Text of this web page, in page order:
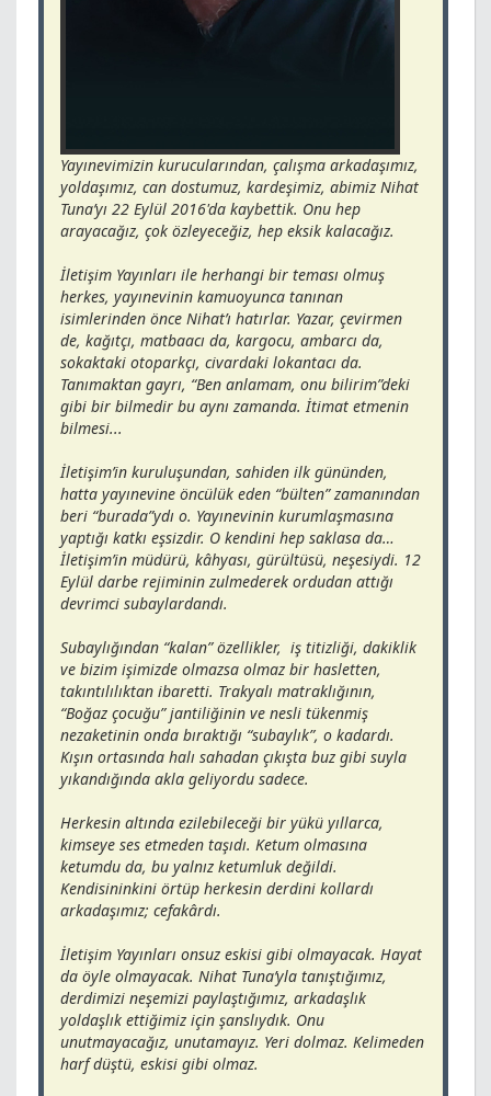
Yayınevimizin kurucularından, çalışma arkadaşımız,
yoldaşımız, can dostumuz, kardeşimiz, abimiz Nihat
Tuna’yı 22 Eylül 2016'da kaybettik. Onu hep
arayacağız, çok özleyeceğiz, hep eksik kalacağız.
İletişim Yayınları ile herhangi bir teması olmuş
herkes, yayınevinin kamuoyunca tanınan
isimlerinden önce Nihat’ı hatırlar. Yazar, çevirmen
de, kağıtçı, matbaacı da, kargocu, ambarcı da,
sokaktaki otoparkçı, civardaki lokantacı da.
Tanımaktan gayrı, “Ben anlamam, onu bilirim”deki
gibi bir bilmedir bu aynı zamanda. İtimat etmenin
bilmesi...
İletişim’in kuruluşundan, sahiden ilk gününden,
hatta yayınevine öncülük eden “bülten” zamanından
beri “burada”ydı o. Yayınevinin kurumlaşmasına
yaptığı katkı eşsizdir. O kendini hep saklasa da…
İletişim’in müdürü, kâhyası, gürültüsü, neşesiydi. 12
Eylül darbe rejiminin zulmederek ordudan attığı
devrimci subaylardandı.
Subaylığından “kalan” özellikler, iş titizliği, dakiklik
ve bizim işimizde olmazsa olmaz bir hasletten,
takıntılılıktan ibaretti. Trakyalı matraklığının,
“Boğaz çocuğu” jantiliğinin ve nesli tükenmiş
nezaketinin onda bıraktığı “subaylık”, o kadardı.
Kışın ortasında halı sahadan çıkışta buz gibi suyla
yıkandığında akla geliyordu sadece.
Herkesin altında ezilebileceği bir yükü yıllarca,
kimseye ses etmeden taşıdı. Ketum olmasına
ketumdu da, bu yalnız ketumluk değildi.
Kendisininkini örtüp herkesin derdini kollardı
arkadaşımız; cefakârdı.
İletişim Yayınları onsuz eskisi gibi olmayacak. Hayat
da öyle olmayacak. Nihat Tuna’yla tanıştığımız,
derdimizi neşemizi paylaştığımız, arkadaşlık
yoldaşlık ettiğimiz için şanslıydık. Onu
unutmayacağız, unutamayız. Yeri dolmaz. Kelimeden
harf düştü, eskisi gibi olmaz.